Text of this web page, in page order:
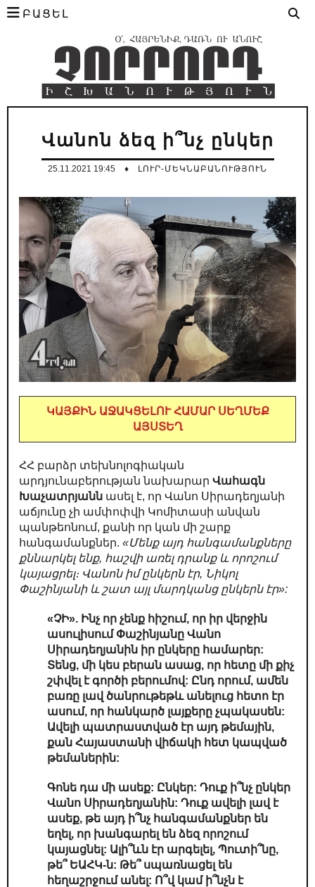
ԲԱՑԵԼ
Վանոն ձեզ ի՞նչ ընկեր
25.11.2021 19:45 ♦ ԼՈՒՐ-ՄԵԿՆԱԲԱՆՈՒԹՅՈՒՆ
ԿԱՅՔԻՆ ԱՋԱԿՑԵԼՈՒ ՀԱՄԱՐ ՍԵՂՄԵՔ
ԱՅՍՏԵՂ
ՀՀ բարձր տեխնոլոգիական
արդյունաբերության նախարար Վահագն
Խաչատրյանն ասել է, որ Վանո Սիրադեղյանի
աճյունը չի ամփոփվի Կոմիտասի անվան
պանթեոնում, քանի որ կան մի շարք
հանգամանքներ. «Մենք այդ հանգամանքները
քննարկել ենք, հաշվի առել դրանք և որոշում
կայացրել։ Վանոն իմ ընկերն էր, Նիկոլ
Փաշինյանի և շատ այլ մարդկանց ընկերն էր»:
«ՉԻ». Ինչ որ չենք հիշում, որ իր վերջին
ասուլիսում Փաշինյանը Վանո
Սիրադեղյանին իր ընկերը համարեր:
Տենց, մի կես բերան ասաց, որ հետը մի քիչ
շփվել է գործի բերումով: Ընդ որում, ամեն
բառը լավ ծանրութեթև անելուց հետո էր
ասում, որ հանկարծ լայքերը չպակասեն:
Ավելի պատրաստված էր այդ թեմային,
քան Հայաստանի վիճակի հետ կապված
թեմաներին:
Գոնե դա մի ասեք: Ընկեր: Դուք ի՞նչ ընկեր
Վանո Սիրադեղյանին: Դուք ավելի լավ է
ասեք, թե այդ ի՞նչ հանգամանքներ են
եղել, որ խանգարել են ձեզ որոշում
կայացնել: Ալի՞ևն էր արգելել, Պուտի՞նը,
թե՞ ԵԱՀԿ-ն: Թե՞ սպառնացել են
հեղաշրջում անել: Ո՞վ կամ ի՞նչն է